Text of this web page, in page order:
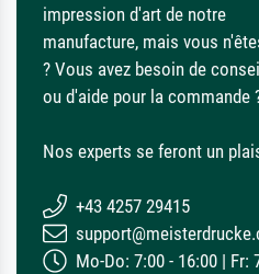
impression d'art de notre
manufacture, mais vous
? Vous avez besoin de
ou d'aide pour la commande
Nos experts se feront un
+43 4257 29415
Mo-Do: 7:00 - 16:00 | Fr: